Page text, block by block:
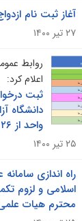
آغاز ثبت نام
روابط عمومی
اعلام کرد:
ثبت درخواست
دانشگاه
واحد از ۲۶ تیرماه
راه اندازی سامانه
اسلامی و لزوم
محترم هیات علمی